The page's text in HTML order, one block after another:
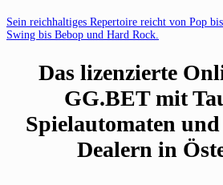
Sein reichhaltiges Repertoire reicht von Pop
Swing bis Bebop und Hard Rock.
Das lizenzierte
GG.BET mit
Spielautomaten
Dealern in